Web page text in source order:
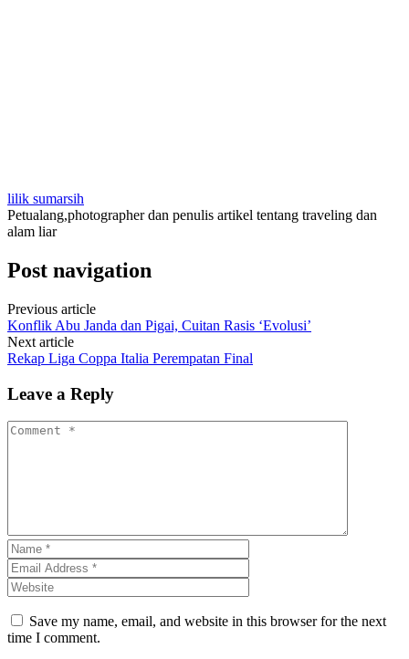
lilik sumarsih
Petualang,photographer dan penulis artikel tentang traveling dan
alam liar
Post navigation
Previous article
Konflik Abu Janda dan Pigai, Cuitan Rasis ‘Evolusi’
Next article
Rekap Liga Coppa Italia Perempatan Final
Leave a Reply
Save my name, email, and website in this browser for the next
time I comment.